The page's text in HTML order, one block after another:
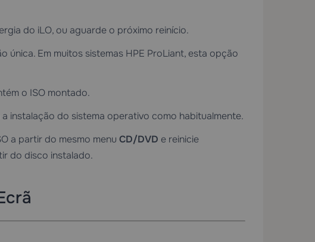
do iLO, ou aguarde o próximo reinício.
única. Em muitos sistemas HPE ProLiant, esta opção
o ISO montado.
instalação do sistema operativo como habitualmente.
a partir do mesmo menu CD/DVD e reinicie
do disco instalado.